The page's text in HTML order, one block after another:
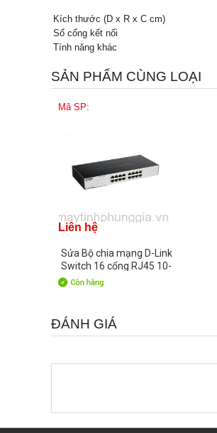
Kích thước (D x R x C cm)
Số cổng kết nối
Tính năng khác
SẢN PHẨM CÙNG LOẠI
Mã SP:
Liên hệ
Sửa Bộ chia mạng D-Link
Switch 16 cổng RJ45 10-
100-1000Mbps
ĐÁNH GIÁ